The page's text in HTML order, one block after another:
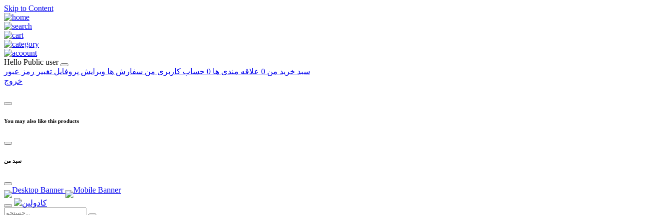
Skip to Content
Hello Public user
سبد خرید من 0 علاقه مندی ها 0 حساب کاربری من سفارش ها ویرایش پروفایل تغییر رمز عبور
خروج
You may also like this products
سبد من